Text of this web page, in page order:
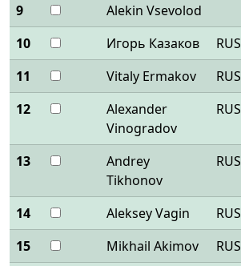
9
Alekin Vsevolod
10
Игорь Казаков RUS
11
Vitaly Ermakov RUS
12
Alexander
Vinogradov
RUS
13
Andrey
Tikhonov
RUS
14 Aleksey Vagin RUS
15
Mikhail Akimov RUS